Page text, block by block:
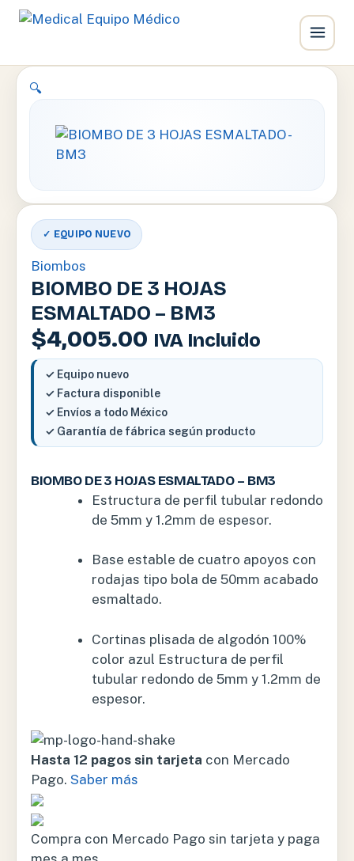
🔍
✓ EQUIPO NUEVO
Biombos
BIOMBO DE 3 HOJAS
ESMALTADO – BM3
$4,005.00 IVA Incluido
✓ Equipo nuevo
✓ Factura disponible
✓ Envíos a todo México
✓ Garantía de fábrica según producto
BIOMBO DE 3 HOJAS ESMALTADO – BM3
Estructura de perfil tubular redondo
de 5mm y 1.2mm de espesor.
Base estable de cuatro apoyos con
rodajas tipo bola de 50mm acabado
esmaltado.
Cortinas plisada de algodón 100%
color azul Estructura de perfil
tubular redondo de 5mm y 1.2mm de
espesor.
Hasta 12 pagos sin tarjeta con Mercado
Pago. Saber más
Compra con Mercado Pago sin tarjeta y paga